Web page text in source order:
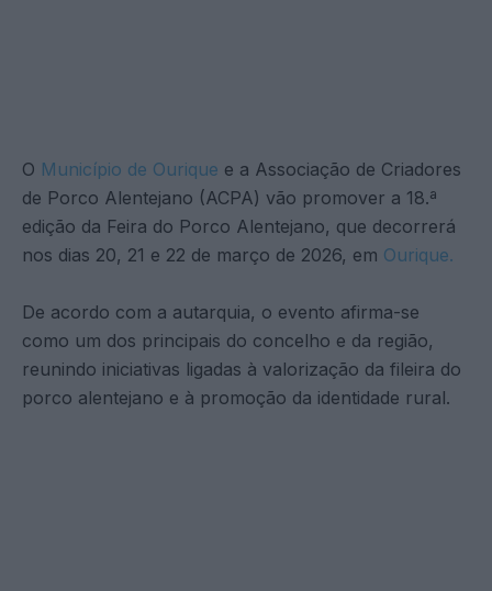
O Município de Ourique e a Associação de Criadores
de Porco Alentejano (ACPA) vão promover a 18.ª
edição da Feira do Porco Alentejano, que decorrerá
nos dias 20, 21 e 22 de março de 2026, em Ourique.
De acordo com a autarquia, o evento afirma-se
como um dos principais do concelho e da região,
reunindo iniciativas ligadas à valorização da fileira do
porco alentejano e à promoção da identidade rural.